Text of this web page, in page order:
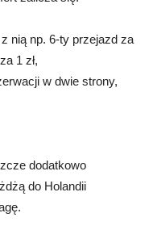
nią np. 6-ty przejazd za
1 zł,
w dwie strony,
dodatkowo
do Holandii